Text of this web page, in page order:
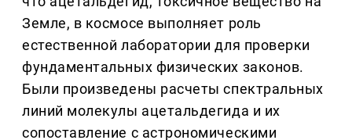
Земле, в космосе выполняет роль
естественной лаборатории для проверки
фундаментальных физических законов.
Были произведены расчеты спектральных
линий молекулы ацетальдегида и их
сопоставление с астрономическими